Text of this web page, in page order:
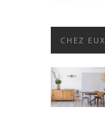
CHEZ EUX